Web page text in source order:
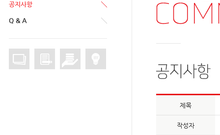
공지사항
Q & A
제목
작성자